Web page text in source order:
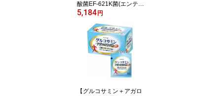
酸菌EF-621K菌(エンテロ
コッカスフェカリス菌) 1
包に約4500億個
5,184 円
【グルコサミン＋アガロ